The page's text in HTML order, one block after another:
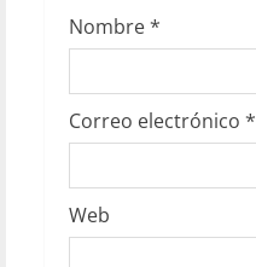
Nombre*
Correo electrónico *
Web